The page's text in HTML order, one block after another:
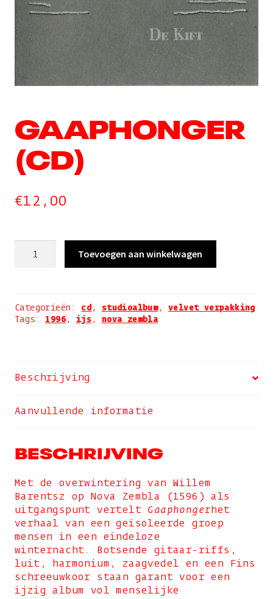
GAAPHONGER
(CD)
€12,00
(cd)
Toevoegen aan winkelwagen
Categorieën: cd , studioalbum,velvet verpakking
Tags: 1996 , ijs , nova zembla
Beschrijving
Aanvullende informatie
BESCHRIJVING
Met de overwintering van Willem
Barentsz op Nova Zembla (1596) als
uitgangspunt vertelt Gaaphongerhet
verhaal van een geïsoleerde groep
mensen in een eindeloze
winternacht. Botsende gitaar-riffs,
luit, harmonium, zaagvedel en een Fins
schreeuwkoor staan garant voor een
ijzig album vol menselijke